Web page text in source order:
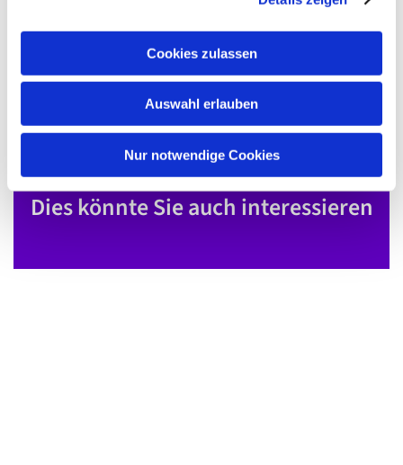
Cookies zulassen
Auswahl erlauben
Nur notwendige Cookies
Dies könnte Sie auch interessieren